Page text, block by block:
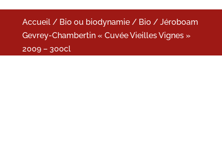
Accueil/ Bio ou biodynamie/ Bio / Jéroboam
Gevrey-Chambertin « Cuvée Vieilles Vignes »
2009 – 300cl